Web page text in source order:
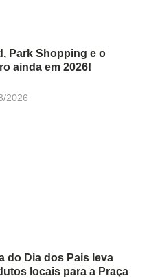
Park Shopping e o
ainda em 2026!
2026
do Dia dos Pais leva
locais para a Praça